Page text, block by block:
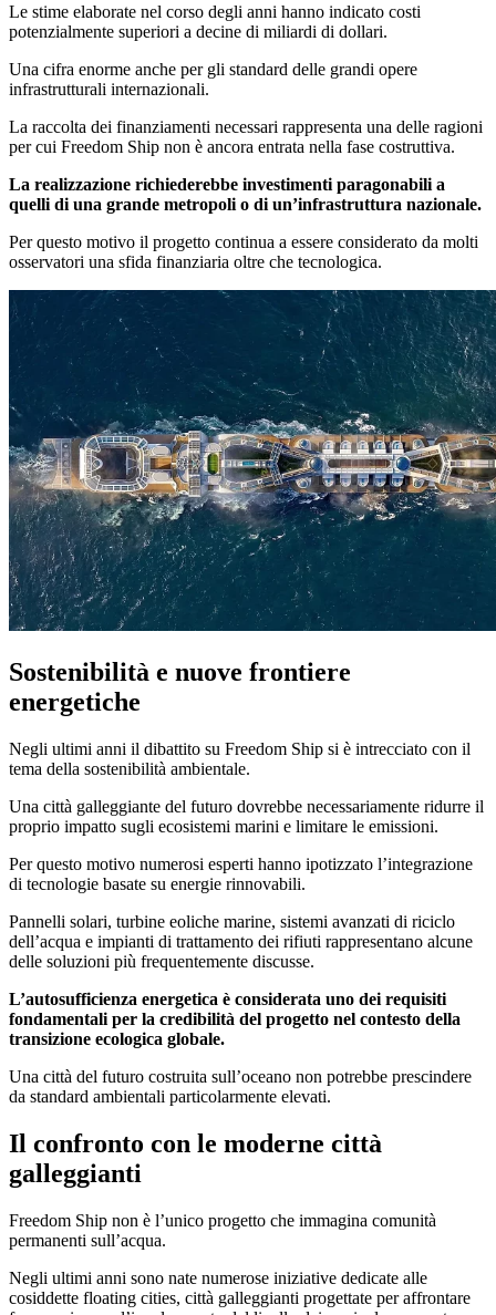
Le stime elaborate nel corso degli anni hanno indicato costi
potenzialmente superiori a decine di miliardi di dollari.
Una cifra enorme anche per gli standard delle grandi opere
infrastrutturali internazionali.
La raccolta dei finanziamenti necessari rappresenta una delle ragioni
per cui Freedom Ship non è ancora entrata nella fase costruttiva.
La realizzazione richiederebbe investimenti paragonabili a
quelli di una grande metropoli o di un’infrastruttura nazionale.
Per questo motivo il progetto continua a essere considerato da molti
osservatori una sfida finanziaria oltre che tecnologica.
Sostenibilità e nuove frontiere
energetiche
Negli ultimi anni il dibattito su Freedom Ship si è intrecciato con il
tema della sostenibilità ambientale.
Una città galleggiante del futuro dovrebbe necessariamente ridurre il
proprio impatto sugli ecosistemi marini e limitare le emissioni.
Per questo motivo numerosi esperti hanno ipotizzato l’integrazione
di tecnologie basate su energie rinnovabili.
Pannelli solari, turbine eoliche marine, sistemi avanzati di riciclo
dell’acqua e impianti di trattamento dei rifiuti rappresentano alcune
delle soluzioni più frequentemente discusse.
L’autosufficienza energetica è considerata uno dei requisiti
fondamentali per la credibilità del progetto nel contesto della
transizione ecologica globale.
Una città del futuro costruita sull’oceano non potrebbe prescindere
da standard ambientali particolarmente elevati.
Il confronto con le moderne città
galleggianti
Freedom Ship non è l’unico progetto che immagina comunità
permanenti sull’acqua.
Negli ultimi anni sono nate numerose iniziative dedicate alle
cosiddette floating cities, città galleggianti progettate per affrontare